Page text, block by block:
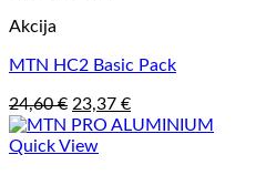
Akcija
MTN HC2 Basic Pack
24,60€ Original
price
was:
23,37 €Current
price
Quick View